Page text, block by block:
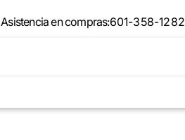
Asistencia en compras:601-358-1282